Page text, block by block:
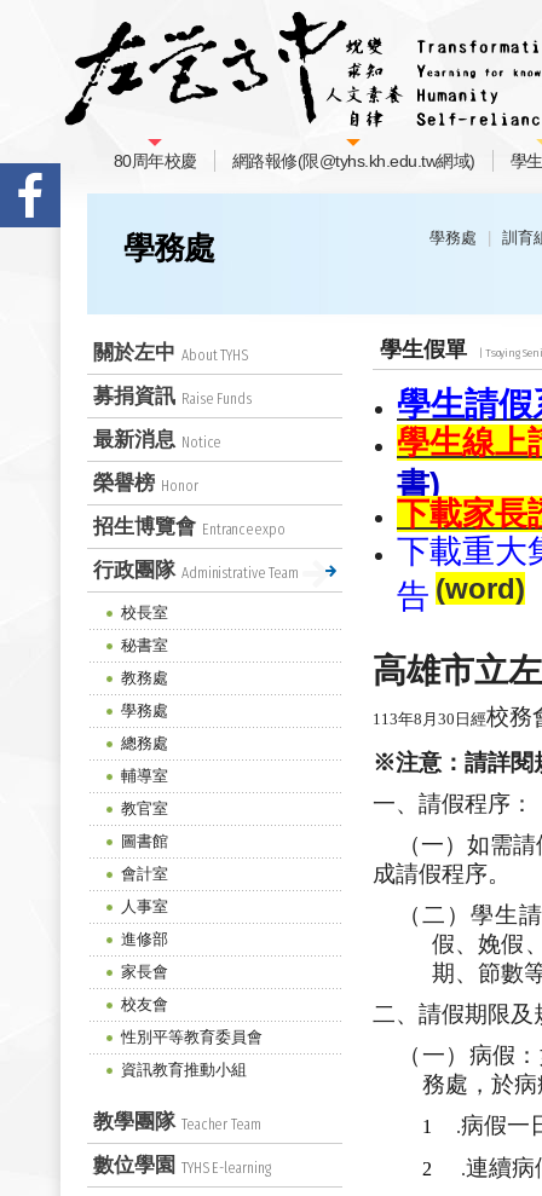
80周年校慶 網路報修(限@tyhs.kh.edu.tw網域) 學
學務處 學務處 訓育
學生假單
學生請假
學生線上
書)
下載家長
下載重大
告 (word)
高雄市立
113年8 月 30 日經校務
※注意：請詳閱
一、請假程序：
（一）如需
成請假程序。
（二）學生
假、娩假
期、節數
二、請假期限及
（一）病假
務處，於
1 .病假一
2 .連續病
關於左中 About TYHS
募捐資訊 Raise Funds
最新消息 Notice
榮譽榜 Honor
招生博覽會 Entranceexpo
行政團隊 Administrative Team
校長室
秘書室
教務處
學務處
總務處
輔導室
教官室
圖書館
會計室
人事室
進修部
家長會
校友會
性別平等教育委員會
資訊教育推動小組
教學團隊 Teacher Team
數位學園 TYHS E-learning